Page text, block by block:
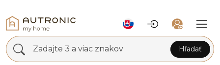
Zadajte 3 a viac znakov Hľadať